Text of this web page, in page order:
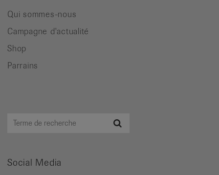
Qui sommes-nous
Campagne d'actualité
Shop
Parrains
Terme
Social Media